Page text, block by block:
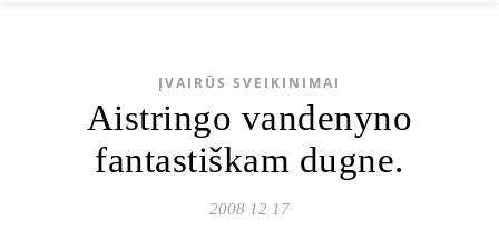
ĮVAIRŪS SVEIKINIMAI
Aistringo vandenyno
fantastiškam dugne.
2008 12 17